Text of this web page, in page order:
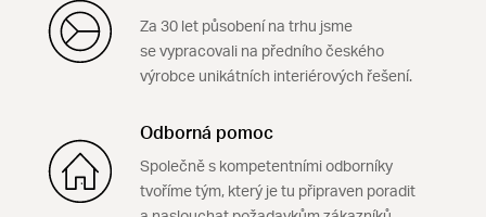
Za 30 let působení na trhu jsme
se vypracovali na předního českého
výrobce unikátních interiérových řešení.
Odborná pomoc
Společně s kompetentními odborníky
tvoříme tým, který je tu připraven poradit